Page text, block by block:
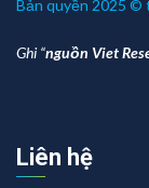
Bản quyền 2025 ©
Ghi “nguồn Viet
Liên hệ